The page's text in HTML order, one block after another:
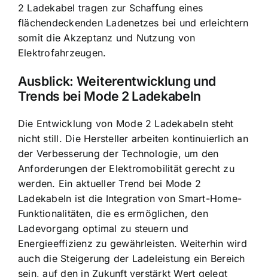
2 Ladekabel tragen zur Schaffung eines
flächendeckenden Ladenetzes bei und erleichtern
somit die Akzeptanz und Nutzung von
Elektrofahrzeugen.
Ausblick: Weiterentwicklung und
Trends bei Mode 2 Ladekabeln
Die Entwicklung von Mode 2 Ladekabeln steht
nicht still. Die Hersteller arbeiten kontinuierlich an
der Verbesserung der Technologie, um den
Anforderungen der Elektromobilität gerecht zu
werden. Ein aktueller Trend bei Mode 2
Ladekabeln ist die Integration von Smart-Home-
Funktionalitäten, die es ermöglichen, den
Ladevorgang optimal zu steuern und
Energieeffizienz zu gewährleisten. Weiterhin wird
auch die Steigerung der Ladeleistung ein Bereich
sein, auf den in Zukunft verstärkt Wert gelegt